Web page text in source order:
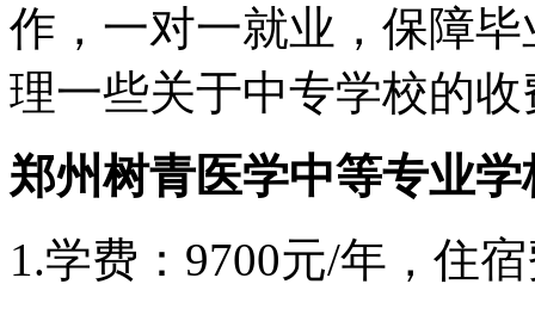
作，一对一就业，保障
理一些关于中专学校的
郑州树青医学中等专业
1.学费：9700元/年，住